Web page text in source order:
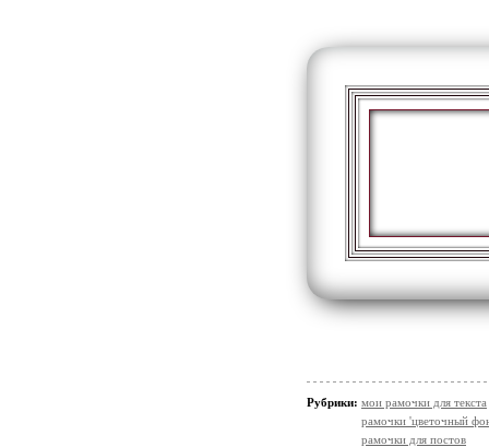
Рубрики: мои рамочки для текста
рамочки 'цветочный
рамочки для постов